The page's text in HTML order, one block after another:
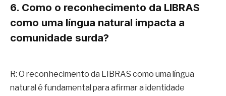
6. Como o reconhecimento da LIBRAS
como uma língua natural impacta a
comunidade surda?
R: O reconhecimento da LIBRAS como uma língua
natural é fundamental para afirmar a identidade